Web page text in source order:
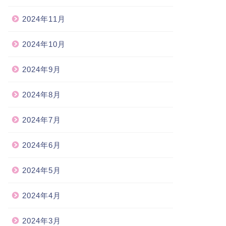
2024年11月
2024年10月
2024年9月
2024年8月
2024年7月
2024年6月
2024年5月
2024年4月
2024年3月